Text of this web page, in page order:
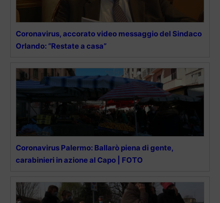
Coronavirus, accorato video messaggio del Sindaco
Orlando: “Restate a casa”
Coronavirus Palermo: Ballarò piena di gente,
carabinieri in azione al Capo | FOTO